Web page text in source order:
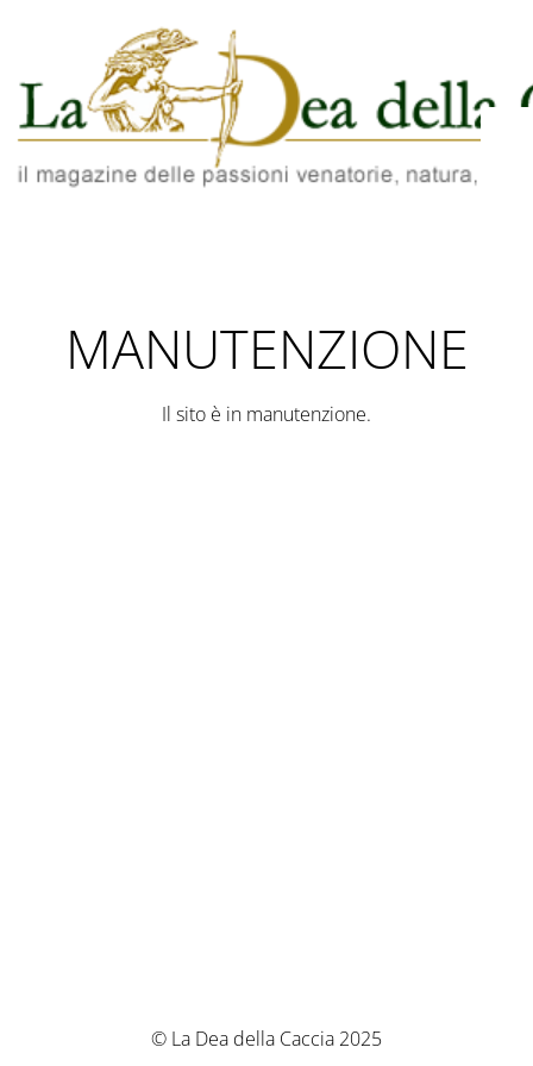
MANUTENZIONE
Il sito è in manutenzione.
© La Dea della Caccia 2025